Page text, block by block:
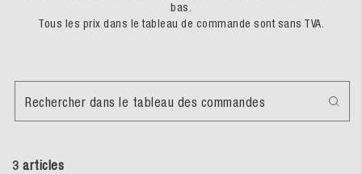
bas.
Tous les prix dans le tableau de commande sont sans TVA.
3 articles
Rechercher dans le tableau des commandes